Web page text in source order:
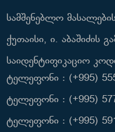
სამშენებლო
ქუთაისი, ი. აბაშიძის
საიდენტიფიკაციო
ტელეფონი : (+995)
ტელეფონი : (+995)
ტელეფონი : (+995)